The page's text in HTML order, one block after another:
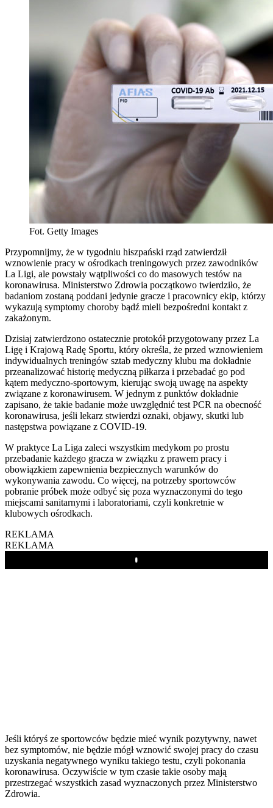
Fot. Getty Images
Przypomnijmy, że w tygodniu hiszpański rząd zatwierdził
wznowienie pracy w ośrodkach treningowych przez zawodników
La Ligi, ale powstały wątpliwości co do masowych testów na
koronawirusa. Ministerstwo Zdrowia początkowo twierdziło, że
badaniom zostaną poddani jedynie gracze i pracownicy ekip, którzy
wykazują symptomy choroby bądź mieli bezpośredni kontakt z
zakażonym.
Dzisiaj zatwierdzono ostatecznie protokół przygotowany przez La
Ligę i Krajową Radę Sportu, który określa, że przed wznowieniem
indywidualnych treningów sztab medyczny klubu ma dokładnie
przeanalizować historię medyczną piłkarza i przebadać go pod
kątem medyczno-sportowym, kierując swoją uwagę na aspekty
związane z koronawirusem. W jednym z punktów dokładnie
zapisano, że takie badanie może uwzględnić test PCR na obecność
koronawirusa, jeśli lekarz stwierdzi oznaki, objawy, skutki lub
następstwa powiązane z COVID-19.
W praktyce La Liga zaleci wszystkim medykom po prostu
przebadanie każdego gracza w związku z prawem pracy i
obowiązkiem zapewnienia bezpiecznych warunków do
wykonywania zawodu. Co więcej, na potrzeby sportowców
pobranie próbek może odbyć się poza wyznaczonymi do tego
miejscami sanitarnymi i laboratoriami, czyli konkretnie w
klubowych ośrodkach.
REKLAMA
REKLAMA
Play
Jeśli któryś ze sportowców będzie mieć wynik pozytywny, nawet
bez symptomów, nie będzie mógł wznowić swojej pracy do czasu
uzyskania negatywnego wyniku takiego testu, czyli pokonania
koronawirusa. Oczywiście w tym czasie takie osoby mają
przestrzegać wszystkich zasad wyznaczonych przez Ministerstwo
Zdrowia.